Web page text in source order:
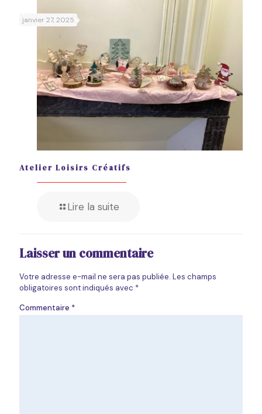
janvier 27, 2025
Atelier Loisirs Créatifs
Lire la suite
Laisser un commentaire
Votre adresse e-mail ne sera pas publiée. Les champs
obligatoires sont indiqués avec *
Commentaire *